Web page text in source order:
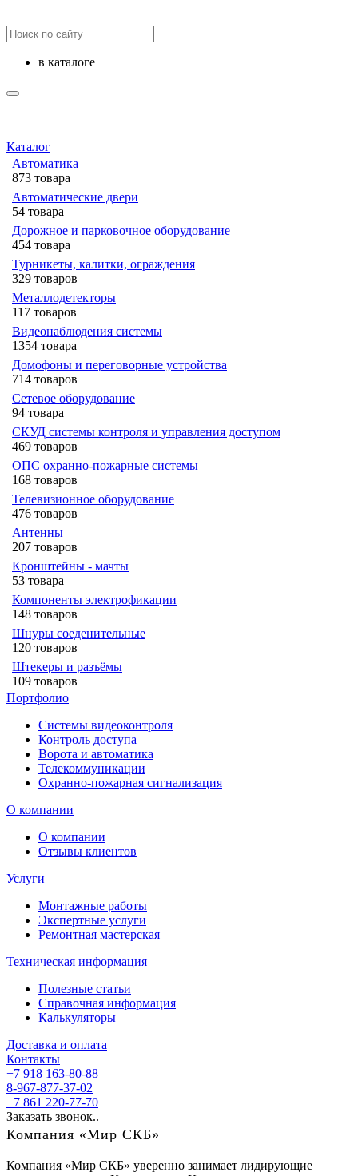
в каталоге
Каталог
Автоматика
873 товара
Автоматические двери
54 товара
Дорожное и парковочное оборудование
454 товара
Турникеты, калитки, ограждения
329 товаров
Металлодетекторы
117 товаров
Видеонаблюдения cистемы
1354 товара
Домофоны и переговорные устройства
714 товаров
Сетевое оборудование
94 товара
СКУД системы контроля и управления доступом
469 товаров
ОПС охранно-пожарные системы
168 товаров
Телевизионное оборудование
476 товаров
Антенны
207 товаров
Кронштейны - мачты
53 товара
Компоненты электрофикации
148 товаров
Шнуры соеденительные
120 товаров
Штекеры и разъёмы
109 товаров
Портфолио
Системы видеоконтроля
Контроль доступа
Ворота и автоматика
Телекоммуникации
Охранно-пожарная сигнализация
О компании
О компании
Отзывы клиентов
Услуги
Монтажные работы
Экспертные услуги
Ремонтная мастерская
Техническая информация
Полезные статьи
Справочная информация
Калькуляторы
Доставка и оплата
Контакты
+7 918 163-80-88
8-967-877-37-02
+7 861 220-77-70
Заказать звонок..
Компания «Мир СКБ»
Компания «Мир СКБ» уверенно занимает лидирующие